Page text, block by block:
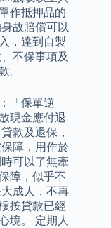
作抵押品的
故賠償可以
，達到自製
不保事項及
。
「保單逆
現金應付退
款及退保，
障，用作於
可以了無牽
障，似乎不
成人，不再
按貸款已經
境。 定期人